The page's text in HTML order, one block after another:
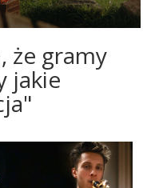
że gramy
jakie